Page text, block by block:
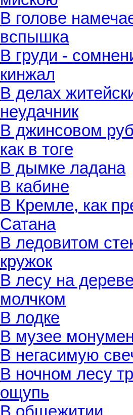
В голове
вспышка
В груди -
кинжал
В делах
неудачник
В джинсовом
как в тоге
В дымке ладана
В кабине
В Кремле, как
Сатана
В ледовитом
кружок
В лесу на
молчком
В лодке
В музее
В негасимую
В ночном лесу
ощупь